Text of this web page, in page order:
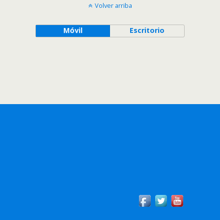
Volver arriba
Móvil Escritorio